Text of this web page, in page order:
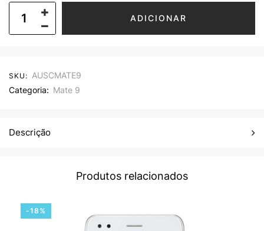
ADICIONAR
SKU: AUSCMATE9
Categoria: Mate 9
Descrição
Produtos relacionados
-18%